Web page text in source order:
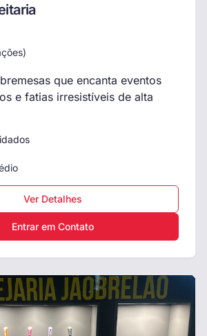
que encanta eventos
e fatias irresistíveis de alta
Ver Detalhes
Entrar em Contato